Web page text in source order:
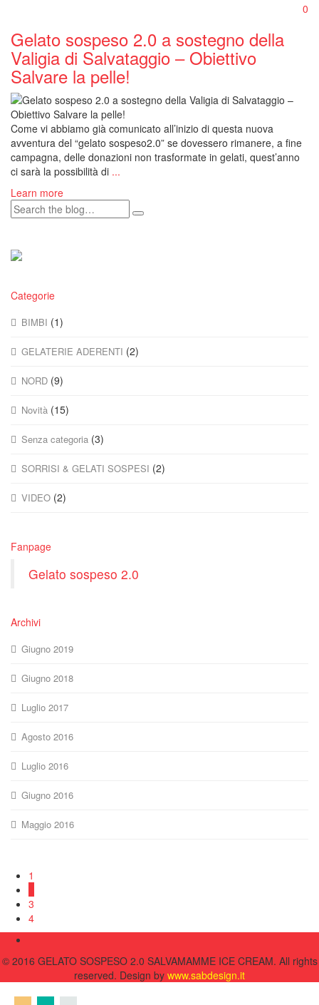
0
Gelato sospeso 2.0 a sostegno della
Valigia di Salvataggio – Obiettivo
Salvare la pelle!
Come vi abbiamo già comunicato all’inizio di questa nuova
avventura del “gelato sospeso2.0” se dovessero rimanere, a fine
campagna, delle donazioni non trasformate in gelati, quest’anno
ci sarà la possibilità di ...
Learn more
Categorie
BIMBI (1)
GELATERIE ADERENTI (2)
NORD (9)
Novità (15)
Senza categoria (3)
SORRISI & GELATI SOSPESI (2)
VIDEO (2)
Fanpage
Gelato sospeso 2.0
Archivi
Giugno 2019
Giugno 2018
Luglio 2017
Agosto 2016
Luglio 2016
Giugno 2016
Maggio 2016
1
3
4
© 2016 GELATO SOSPESO 2.0 SALVAMAMME ICE CREAM. All rights
reserved. Design by www.sabdesign.it